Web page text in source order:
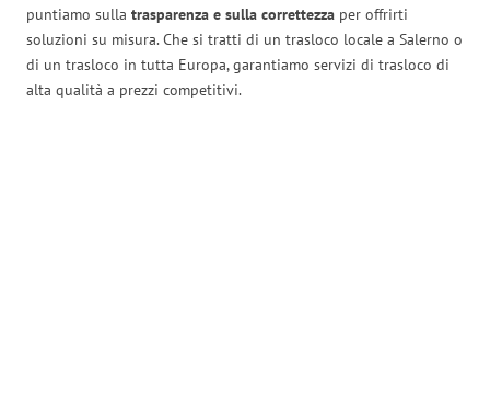
puntiamo sulla trasparenza e sulla correttezza per offrirti
soluzioni su misura. Che si tratti di un trasloco locale a Salerno o
di un trasloco in tutta Europa, garantiamo servizi di trasloco di
alta qualità a prezzi competitivi.